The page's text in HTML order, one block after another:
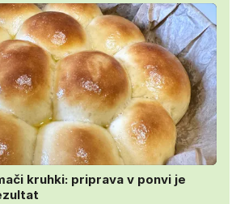
kruhki: priprava v ponvi je